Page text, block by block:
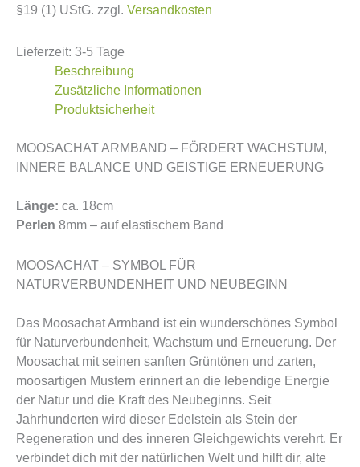
§19 (1) UStG. zzgl. Versandkosten
Lieferzeit: 3-5 Tage
Beschreibung
Zusätzliche Informationen
Produktsicherheit
MOOSACHAT ARMBAND – FÖRDERT WACHSTUM,
INNERE BALANCE UND GEISTIGE ERNEUERUNG
Länge: ca. 18cm
Perlen 8mm – auf elastischem Band
MOOSACHAT – SYMBOL FÜR
NATURVERBUNDENHEIT UND NEUBEGINN
Das Moosachat Armband ist ein wunderschönes Symbol
für Naturverbundenheit, Wachstum und Erneuerung. Der
Moosachat mit seinen sanften Grüntönen und zarten,
moosartigen Mustern erinnert an die lebendige Energie
der Natur und die Kraft des Neubeginns. Seit
Jahrhunderten wird dieser Edelstein als Stein der
Regeneration und des inneren Gleichgewichts verehrt. Er
verbindet dich mit der natürlichen Welt und hilft dir, alte